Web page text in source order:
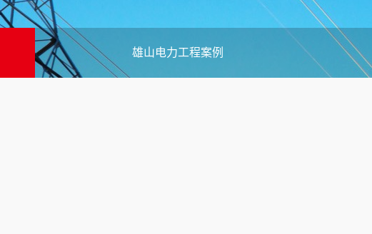
雄山电力工程案例